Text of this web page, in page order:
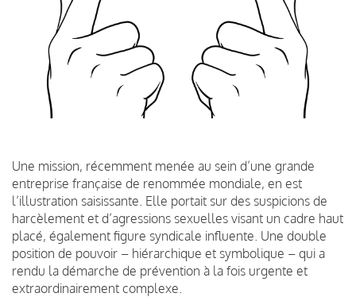
Une mission, récemment menée au sein d’une grande
entreprise française de renommée mondiale, en est
l’illustration saisissante. Elle portait sur des suspicions de
harcèlement et d’agressions sexuelles visant un cadre haut
placé, également figure syndicale influente. Une double
position de pouvoir – hiérarchique et symbolique – qui a
rendu la démarche de prévention à la fois urgente et
extraordinairement complexe.